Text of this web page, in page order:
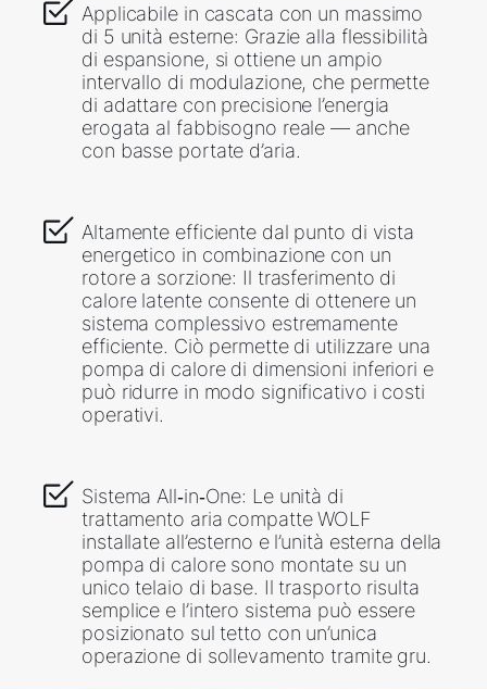
Applicabile in cascata con un massimo
di 5 unità esterne: Grazie alla flessibilità
di espansione, si ottiene un ampio
intervallo di modulazione, che permette
di adattare con precisione l’energia
erogata al fabbisogno reale — anche
con basse portate d’aria.
Altamente efficiente dal punto di vista
energetico in combinazione con un
rotore a sorzione: Il trasferimento di
calore latente consente di ottenere un
sistema complessivo estremamente
efficiente. Ciò permette di utilizzare una
pompa di calore di dimensioni inferiori e
può ridurre in modo significativo i costi
operativi.
Sistema All‑in‑One: Le unità di
trattamento aria compatte WOLF
installate all’esterno e l’unità esterna della
pompa di calore sono montate su un
unico telaio di base. Il trasporto risulta
semplice e l’intero sistema può essere
posizionato sul tetto con un’unica
operazione di sollevamento tramite gru.